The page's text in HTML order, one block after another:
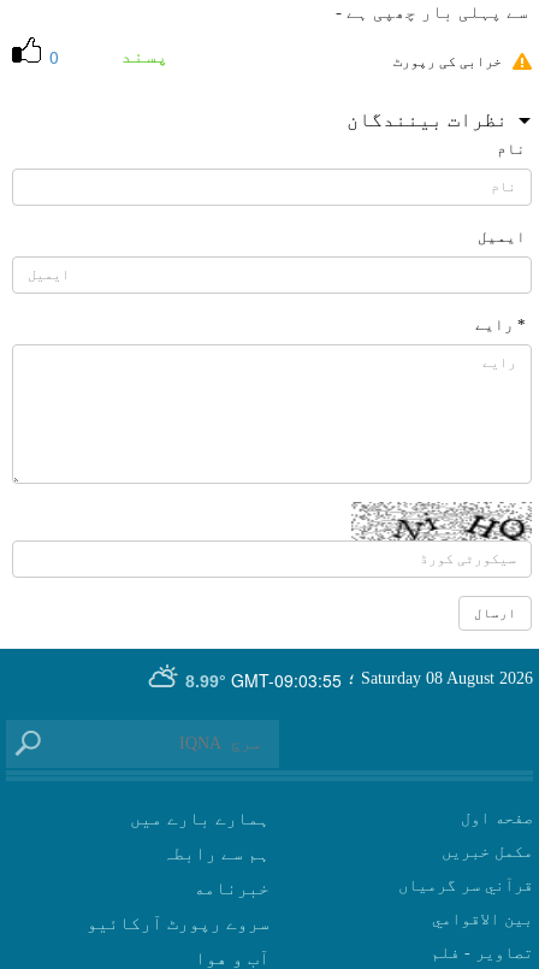
سے پہلی بار چھپی ہے -
0 پسند خرابی کی رپورٹ
نظرات بینندگان
نام
ایمیل
* رایے
GMT-09:03:55
8.99° Saturday 08 August 2026 ؛
صفحه اول
مکمل خبریں
قرآني سر گرمياں
بين الاقوامي
تصاوير - فلم
ہمارے بارے میں
ہم سے رابطہ
سروے رپورٹ آرکائیو
آب و هوا